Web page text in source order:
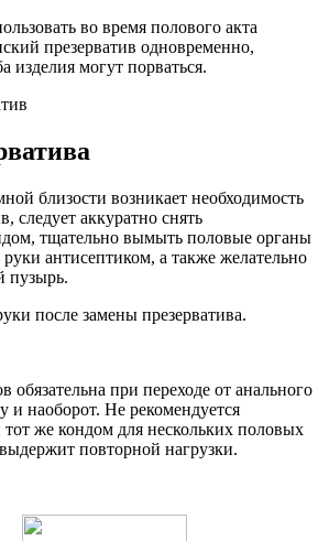
во время полового акта
презерватив одновременно,
изделия могут порваться.
близости возникает необходимость
следует аккуратно снять
тщательно вымыть половые органы
антисептиком, а также желательно
пузырь.
после замены презерватива.
обязательна при переходе от анального
и наоборот. Не рекомендуется
тот же кондом для нескольких половых
повторной нагрузки.